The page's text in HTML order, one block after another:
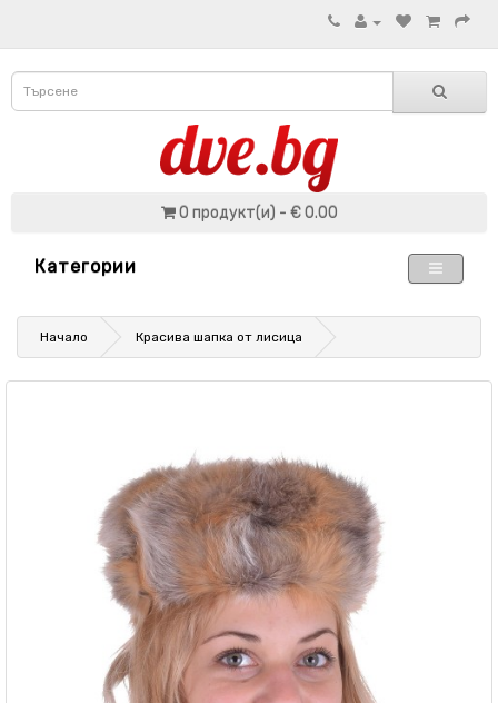
0 продукт(и) - € 0.00
Категории
Начало Красива шапка от лисица